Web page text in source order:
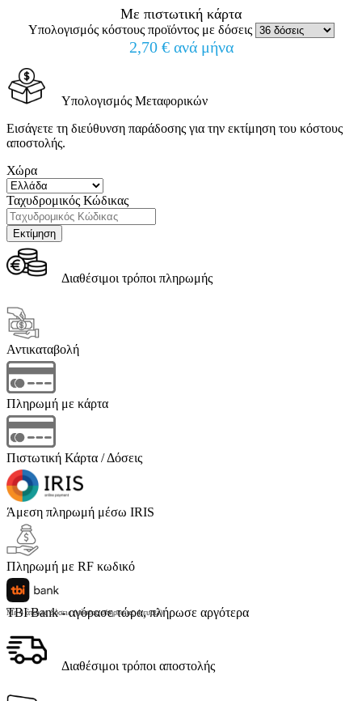
Με πιστωτική κάρτα
Υπολογισμός κόστους προϊόντος με δόσεις
2,70 € ανά μήνα
Υπολογισμός Μεταφορικών
Εισάγετε τη διεύθυνση παράδοσης για την εκτίμηση του κόστους
αποστολής.
Χώρα
Ταχυδρομικός Κώδικας
Διαθέσιμοι τρόποι πληρωμής
Αντικαταβολή
Πληρωμή με κάρτα
Πιστωτική Κάρτα / Δόσεις
Άμεση πληρωμή μέσω IRIS
Πληρωμή με RF κωδικό
TBI Bank - αγόρασε τώρα, πλήρωσε αργότερα
Με 4 άτοκες δόσεις (κόστος υπηρεσίας 4 ευρώ)
Διαθέσιμοι τρόποι αποστολής